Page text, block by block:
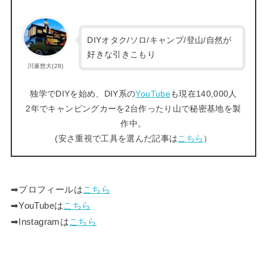
川瀬悠大(28)
DIYオタク/ソロ/キャンプ/登山/自然が
好きな引きこもり
独学でDIYを始め、DIY系のYouTubeも現在140,000人
2年でキャンピングカーを2台作ったり山で秘密基地を製
作中。
(安さ重視で工具を選んだ記事はこちら ）
➡︎プロフィールはこちら
➡︎YouTubeはこちら
➡︎Instagramはこちら